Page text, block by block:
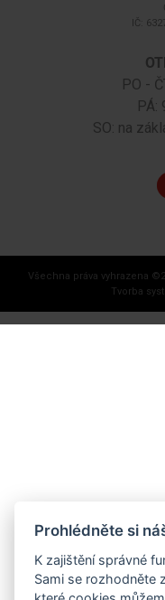
IČ:
PO -
PÁ:
SO: na
Všechna práva vyhrazena ©
Tvorba
Prohlédněte si
K zajištění správné
Sami se rozhodněte